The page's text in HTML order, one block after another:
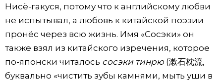
Нисё-гакуся, потому что к английскому любви
не испытывал, а любовь к китайской поэзии
пронёс через всю жизнь. Имя «Сосэки» он
также взял из китайского изречения, которое
по-японски читалось сосэки тинрю(漱石枕流,
буквально «чистить зубы камнями, мыть уши в